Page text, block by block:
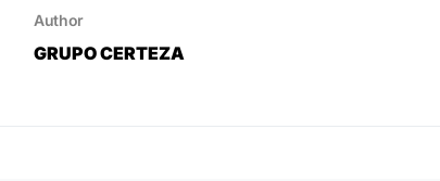
Author
GRUPO CERTEZA